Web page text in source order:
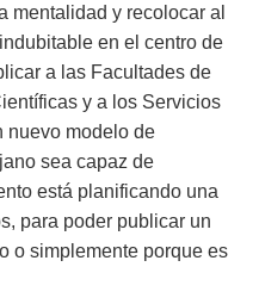
mentalidad y recolocar al
en el centro de
a las Facultades de
y a los Servicios
nuevo modelo de
sea capaz de
está planificando una
para poder publicar un
o simplemente porque es